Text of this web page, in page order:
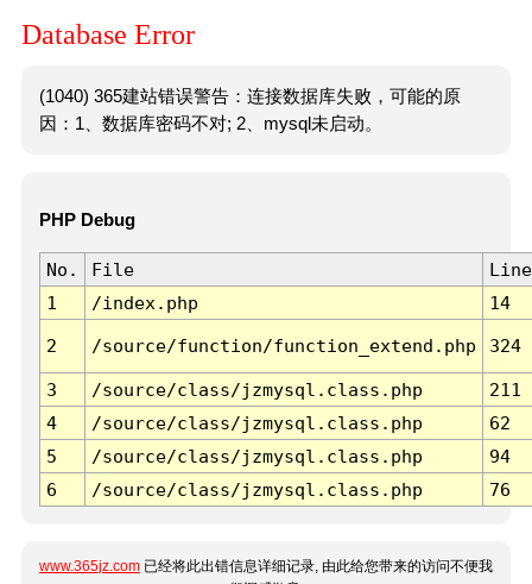
Database Error
(1040) 365建站错误警告：连接数据库失败，可能的原
因：1、数据库密码不对; 2、mysql未启动。
PHP Debug
No. File
Line
1
/index.php 14
2 /source/function/function_extend.php 324
3 /source/class/jzmysql.class.php
211
4
/source/class/jzmysql.class.php
62
5
/source/class/jzmysql.class.php
94
6
/source/class/jzmysql.class.php 76
www.365jz.com 已经将此出错信息详细记录, 由此给您带来的访问不便我